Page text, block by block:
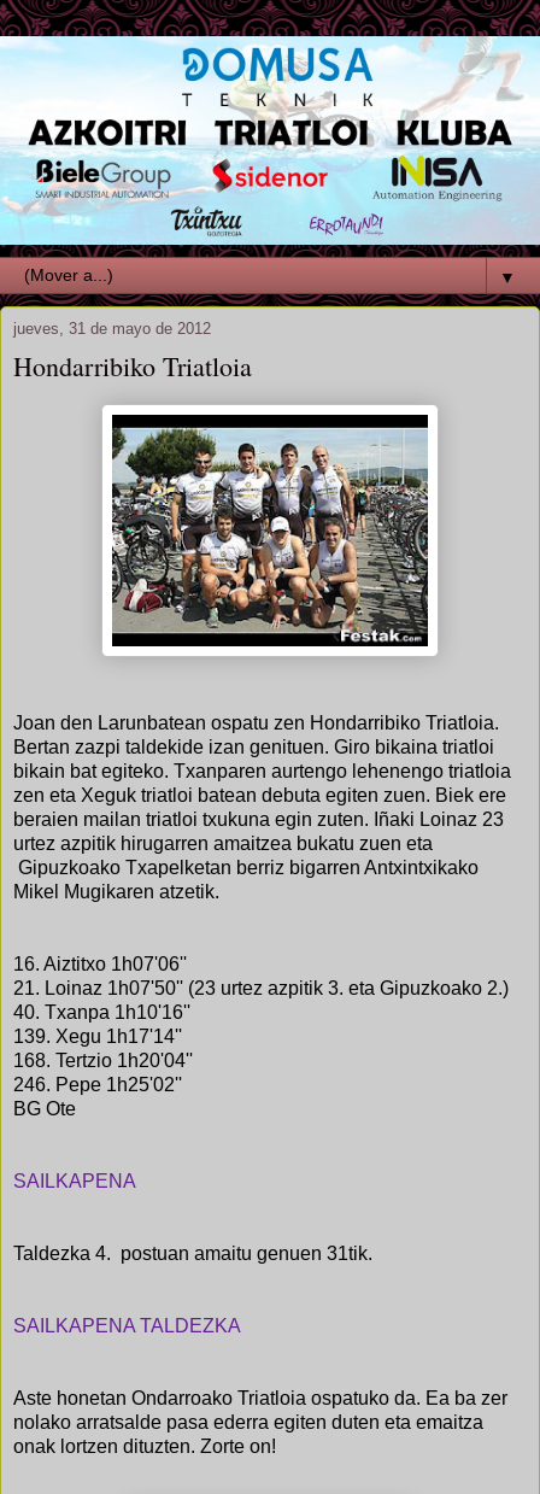
▼
jueves, 31 de mayo de 2012
Hondarribiko Triatloia
Joan den Larunbatean ospatu zen Hondarribiko Triatloia.
Bertan zazpi taldekide izan genituen. Giro bikaina triatloi
bikain bat egiteko. Txanparen aurtengo lehenengo triatloia
zen eta Xeguk triatloi batean debuta egiten zuen. Biek ere
beraien mailan triatloi txukuna egin zuten. Iñaki Loinaz 23
urtez azpitik hirugarren amaitzea bukatu zuen eta
Gipuzkoako Txapelketan berriz bigarren Antxintxikako
Mikel Mugikaren atzetik.
16. Aiztitxo 1h07'06''
21. Loinaz 1h07'50'' (23 urtez azpitik 3. eta Gipuzkoako 2.)
40. Txanpa 1h10'16''
139. Xegu 1h17'14''
168. Tertzio 1h20'04''
246. Pepe 1h25'02''
BG Ote
SAILKAPENA
Taldezka 4. postuan amaitu genuen 31tik.
SAILKAPENA TALDEZKA
Aste honetan Ondarroako Triatloia ospatuko da. Ea ba zer
nolako arratsalde pasa ederra egiten duten eta emaitza
onak lortzen dituzten. Zorte on!